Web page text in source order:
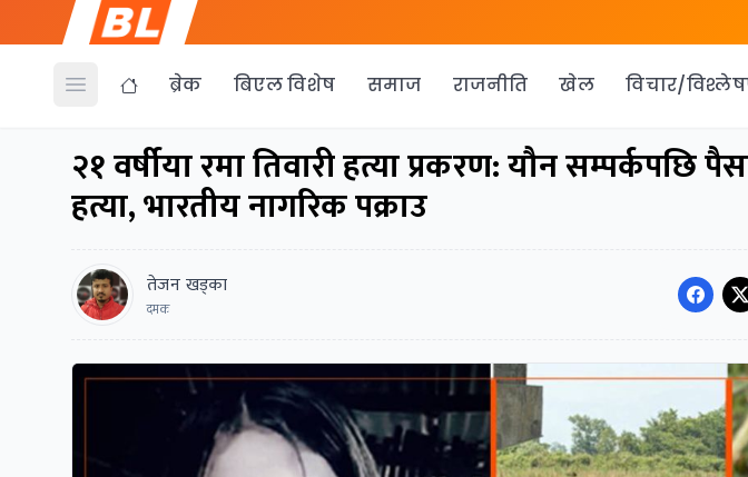
Open menu ब्रेक बिएल विशेष समाज राजनीति खेल विचार/
२१ वर्षीया रमा तिवारी हत्या प्रकरण: यौन सम्पर्कपछि
हत्या, भारतीय नागरिक पक्राउ
तेजन खड्का
दमक